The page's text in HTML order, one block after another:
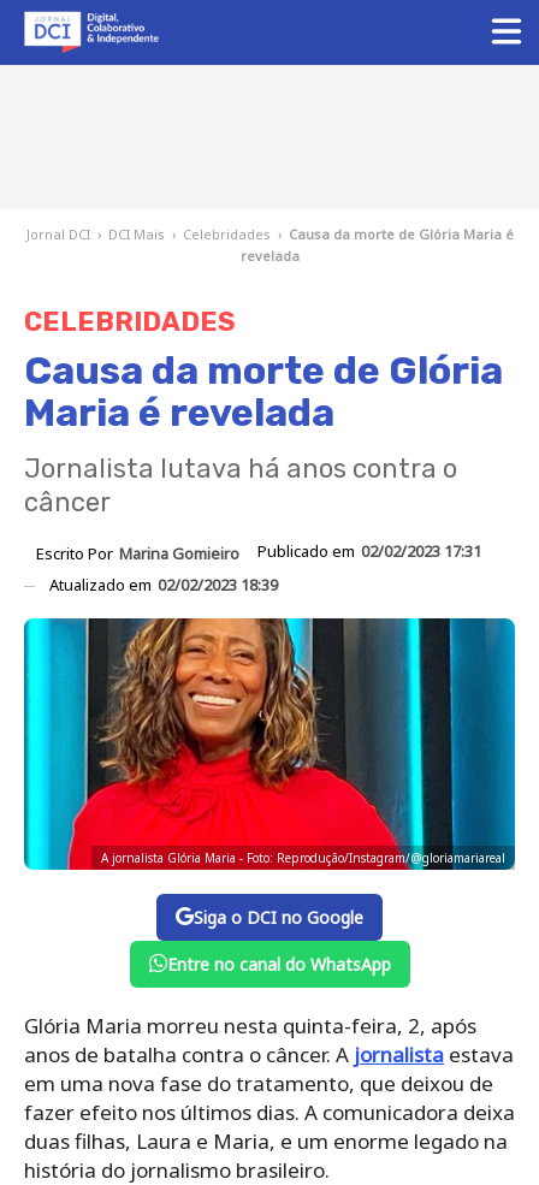
Jornal DCI › DCI Mais › Celebridades › Causa da morte de Glória Maria é
revelada
CELEBRIDADES
Causa da morte de Glória
Maria é revelada
Jornalista lutava há anos contra o
câncer
Escrito Por Marina Gomieiro Publicado em 02/02/2023 17:31
Atualizado em 02/02/2023 18:39
A jornalista Glória Maria - Foto: Reprodução/Instagram/@gloriamariareal
Siga o DCI no Google
Entre no canal do WhatsApp
Glória Maria morreu nesta quinta-feira, 2, após
anos de batalha contra o câncer. A jornalista estava
em uma nova fase do tratamento, que deixou de
fazer efeito nos últimos dias. A comunicadora deixa
duas filhas, Laura e Maria, e um enorme legado na
história do jornalismo brasileiro.